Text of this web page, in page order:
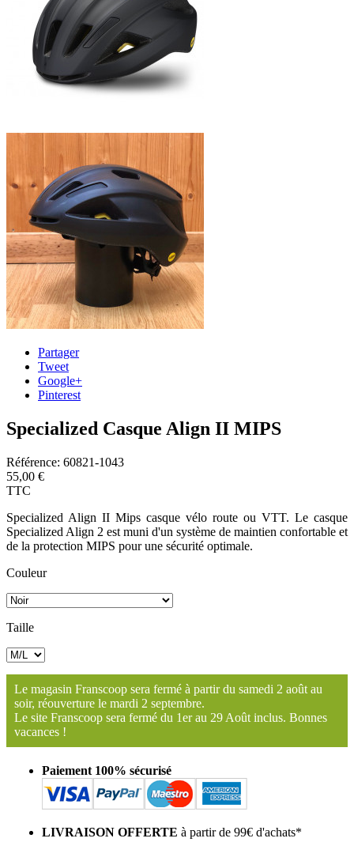
Partager
Tweet
Google+
Pinterest
Specialized Casque Align II MIPS
Référence: 60821-1043
55,00 €
TTC
Specialized Align II Mips casque vélo route ou VTT. Le casque
Specialized Align 2 est muni d'un système de maintien confortable et
de la protection MIPS pour une sécurité optimale.
Couleur
Taille
Le magasin Franscoop sera fermé à partir du samedi 2 août au
soir, réouverture le mardi 2 septembre.
Le site Franscoop sera fermé du 1er au 29 Août inclus. Bonnes
vacances !
Paiement 100% sécurisé
LIVRAISON OFFERTE à partir de 99€ d'achats*